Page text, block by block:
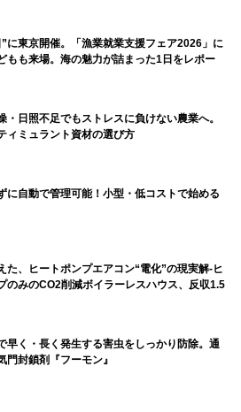
に東京開催。「漁業就業支援フェア2026」に
もも来場。海の魅力が詰まった1日をレポー
・日照不足でもストレスに負けない農業へ。
ィミュラント資材の選び方
に自動で管理可能！小型・低コストで始める
た、ヒートポンプエアコン“電化”の現実解-ヒ
のみのCO2削減ボイラーレスハウス、反収1.5
早く・長く発生する害虫をしっかり防除。通
門封鎖剤『フーモン』